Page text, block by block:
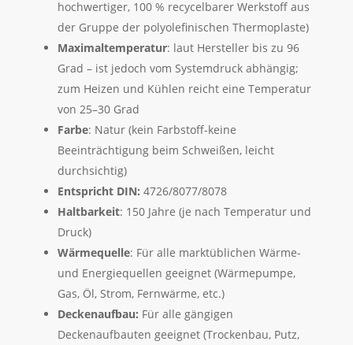
hochwertiger, 100 % recycelbarer Werkstoff aus
der Gruppe der polyolefinischen Thermoplaste)
Maximaltemperatur: laut Hersteller bis zu 96
Grad – ist jedoch vom Systemdruck abhängig;
zum Heizen und Kühlen reicht eine Temperatur
von 25–30 Grad
Farbe: Natur (kein Farbstoff-keine
Beeinträchtigung beim Schweißen, leicht
durchsichtig)
Entspricht DIN: 4726/8077/8078
Haltbarkeit: 150 Jahre (je nach Temperatur und
Druck)
Wärmequelle: Für alle marktüblichen Wärme-
und Energiequellen geeignet (Wärmepumpe,
Gas, Öl, Strom, Fernwärme, etc.)
Deckenaufbau: Für alle gängigen
Deckenaufbauten geeignet (Trockenbau, Putz,